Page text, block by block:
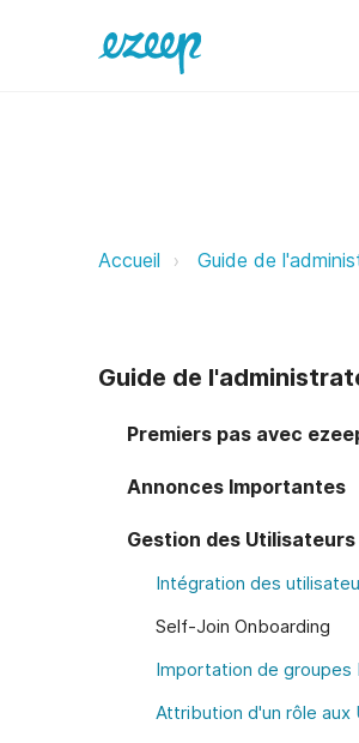
Self-Join Onboarding
Accueil Guide de
Guide de
Premiers pas avec
Annonces Importantes
Gestion des
Intégration des
Self-Join Onboarding
Importation de groupes
Attribution d'un rôle aux